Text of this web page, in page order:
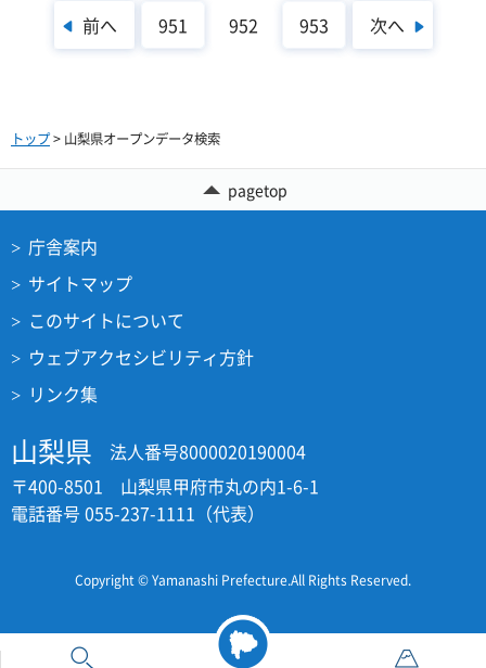
前へ 951 952 953 次へ
トップ> 山梨県オープンデータ検索
pagetop
庁舎案内
サイトマップ
このサイトについて
ウェブアクセシビリティ方針
リンク集
山梨県
法人番号8000020190004
〒400-8501 山梨県甲府市丸の内1-6-1
電話番号 055-237-1111（代表）
Copyright © Yamanashi Prefecture.All Rights Reserved.